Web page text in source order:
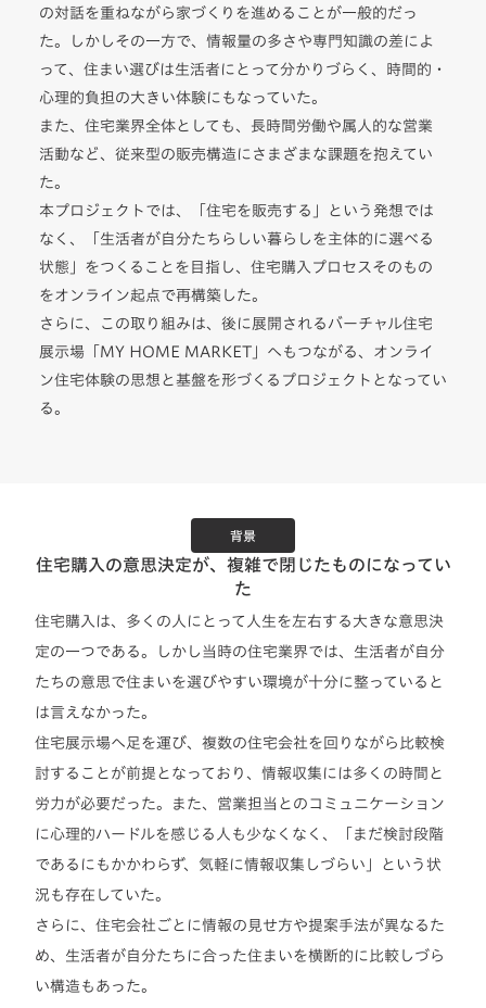
の対話を重ねながら家づくりを進めることが一般的だっ
た。しかしその一方で、情報量の多さや専門知識の差によ
って、住まい選びは生活者にとって分かりづらく、時間的・
心理的負担の大きい体験にもなっていた。
また、住宅業界全体としても、長時間労働や属人的な営業
活動など、従来型の販売構造にさまざまな課題を抱えてい
た。
本プロジェクトでは、「住宅を販売する」という発想では
なく、「生活者が自分たちらしい暮らしを主体的に選べる
状態」をつくることを目指し、住宅購入プロセスそのもの
をオンライン起点で再構築した。
さらに、この取り組みは、後に展開されるバーチャル住宅
展示場「MY HOME MARKET」へもつながる、オンライ
ン住宅体験の思想と基盤を形づくるプロジェクトとなってい
る。
背景
住宅購入の意思決定が、複雑で閉じたものになってい
た
住宅購入は、多くの人にとって人生を左右する大きな意思決
定の一つである。しかし当時の住宅業界では、生活者が自分
たちの意思で住まいを選びやすい環境が十分に整っていると
は言えなかった。
住宅展示場へ足を運び、複数の住宅会社を回りながら比較検
討することが前提となっており、情報収集には多くの時間と
労力が必要だった。また、営業担当とのコミュニケーション
に心理的ハードルを感じる人も少なくなく、「まだ検討段階
であるにもかかわらず、気軽に情報収集しづらい」という状
況も存在していた。
さらに、住宅会社ごとに情報の見せ方や提案手法が異なるた
め、生活者が自分たちに合った住まいを横断的に比較しづら
い構造もあった。